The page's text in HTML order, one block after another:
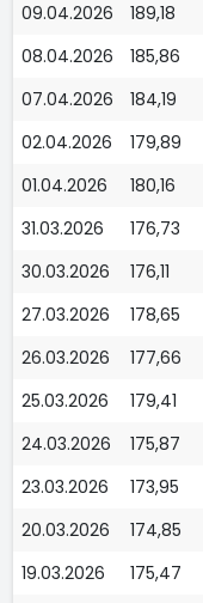
09.04.2026
189,18
08.04.2026
185,86
07.04.2026
184,19
02.04.2026
179,89
01.04.2026
180,16
31.03.2026
176,73
30.03.2026
176,11
27.03.2026
178,65
26.03.2026
177,66
25.03.2026
179,41
24.03.2026
175,87
23.03.2026
173,95
20.03.2026
174,85
19.03.2026
175,47